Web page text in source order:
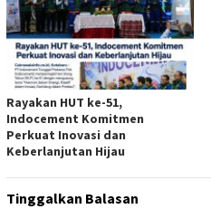
Rayakan HUT ke-51,
Indocement Komitmen
Perkuat Inovasi dan
Keberlanjutan Hijau
Tinggalkan Balasan